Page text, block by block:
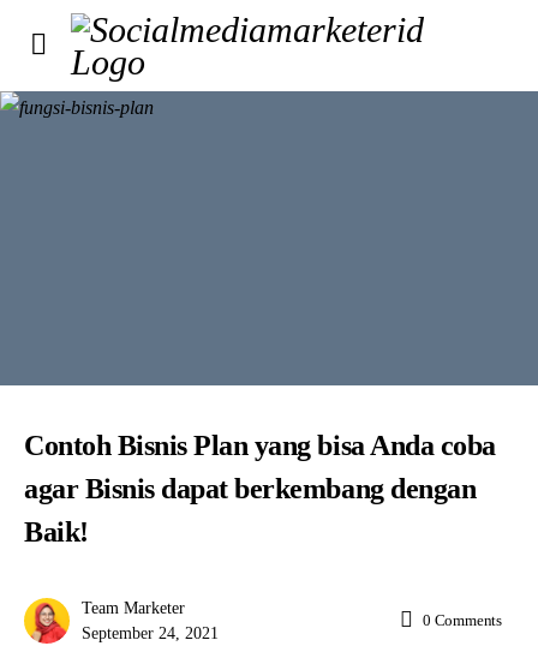
Contoh Bisnis Plan yang bisa Anda coba
agar Bisnis dapat berkembang dengan
Baik!
Team Marketer
September 24, 2021
0 Comments